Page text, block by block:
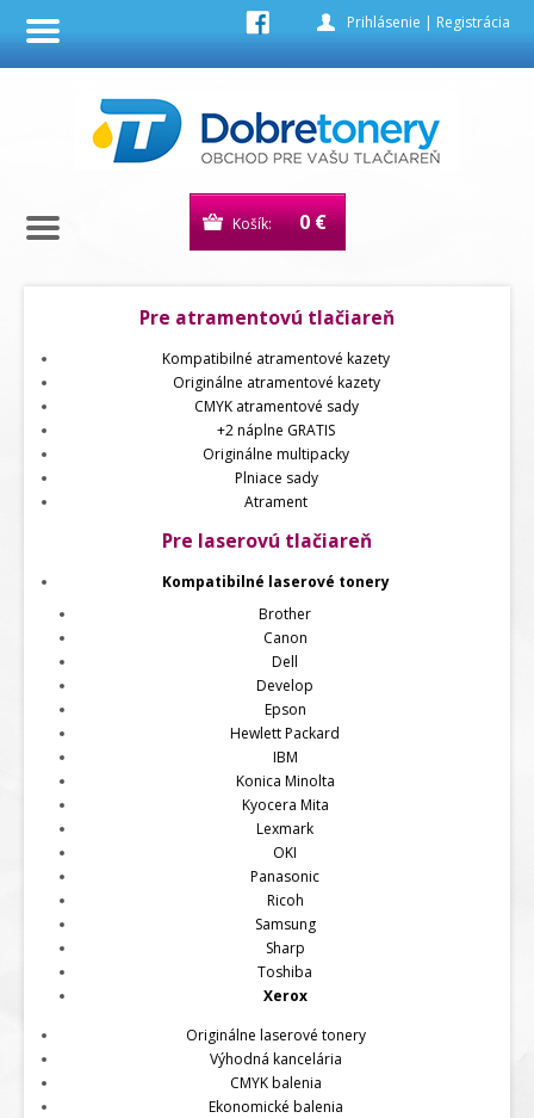
Prihlásenie | Registrácia
Košík: 0 €
Pre atramentovú tlačiareň
Kompatibilné atramentové kazety
Originálne atramentové kazety
CMYK atramentové sady
+2 náplne GRATIS
Originálne multipacky
Plniace sady
Atrament
Pre laserovú tlačiareň
Kompatibilné laserové tonery
Brother
Canon
Dell
Develop
Epson
Hewlett Packard
IBM
Konica Minolta
Kyocera Mita
Lexmark
OKI
Panasonic
Ricoh
Samsung
Sharp
Toshiba
Xerox
Originálne laserové tonery
Výhodná kancelária
CMYK balenia
Ekonomické balenia